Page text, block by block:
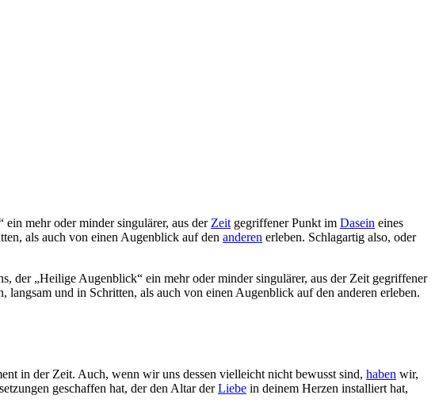
mehr oder minder singulärer, aus der Zeit gegriffener Punkt im Dasein eines
als auch von einen Augenblick auf den anderen erleben. Schlagartig also, oder
in der Zeit. Auch, wenn wir uns dessen vielleicht nicht bewusst sind, haben wir,
geschaffen hat, der den Altar derLiebe in deinem Herzen installiert hat,